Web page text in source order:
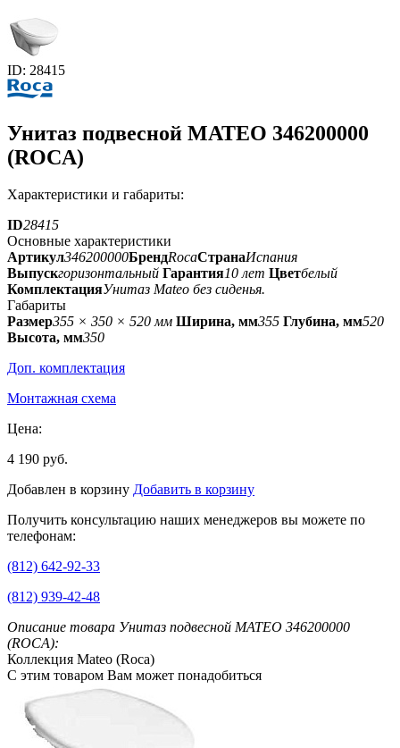
ID: 28415
Унитаз подвесной MATEO 346200000
(ROCA)
Характеристики и габариты:
ID28415
Основные характеристики
Артикул346200000БрендRocaСтранаИспания
Выпускгоризонтальный Гарантия10 лет Цветбелый
КомплектацияУнитаз Mateo без сиденья.
Габариты
Размер355 × 350 × 520 мм Ширина, мм355 Глубина, мм520
Высота, мм350
Доп. комплектация
Монтажная схема
Цена:
4 190 руб.
Добавлен в корзину Добавить в корзину
Получить консультацию наших менеджеров вы можете по
телефонам:
(812) 642-92-33
(812) 939-42-48
Описание товара Унитаз подвесной MATEO 346200000
(ROCA):
Коллекция Mateo (Roca)
С этим товаром Вам может понадобиться